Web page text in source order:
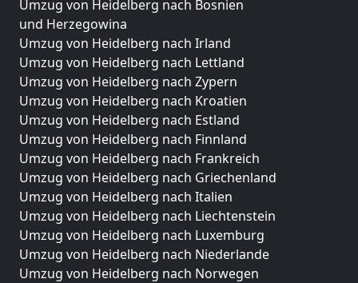
Umzug von Heidelberg nach Bosnien
und Herzegowina
Umzug von Heidelberg nach Irland
Umzug von Heidelberg nach Lettland
Umzug von Heidelberg nach Zypern
Umzug von Heidelberg nach Kroatien
Umzug von Heidelberg nach Estland
Umzug von Heidelberg nach Finnland
Umzug von Heidelberg nach Frankreich
Umzug von Heidelberg nach Griechenland
Umzug von Heidelberg nach Italien
Umzug von Heidelberg nach Liechtenstein
Umzug von Heidelberg nach Luxemburg
Umzug von Heidelberg nach Niederlande
Umzug von Heidelberg nach Norwegen